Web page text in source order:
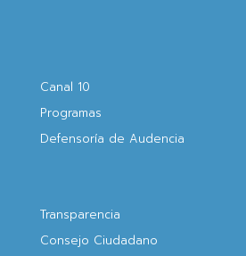
Canal 10
Programas
Defensoría de Audencia
Transparencia
Consejo Ciudadano